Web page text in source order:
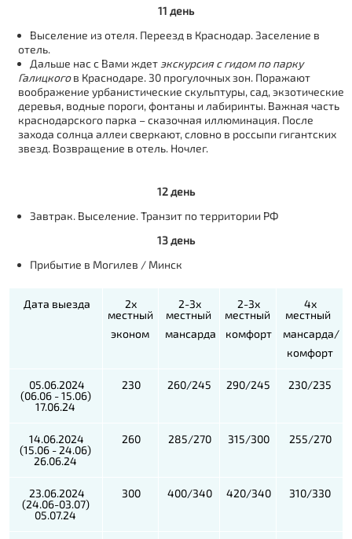
11 день
Выселение из отеля. Переезд в Краснодар. Заселение в
отель.
Дальше нас с Вами ждет экскурсия с гидом по парку
Галицкогов Краснодаре. 30 прогулочных зон. Поражают
воображение урбанистические скульптуры, сад, экзотические
деревья, водные пороги, фонтаны и лабиринты. Важная часть
краснодарского парка – сказочная иллюминация. После
захода солнца аллеи сверкают, словно в россыпи гигантских
звезд. Возвращение в отель. Ночлег.
12 день
Завтрак. Выселение. Транзит по территории РФ
13 день
Прибытие в Могилев / Минск
Дата выезда
2х
местный
эконом
2-3х
местный
мансарда
2-3х
местный
комфорт
4х
местный
мансарда/
комфорт
05.06.2024
(06.06 - 15.06)
17.06.24
230 260/245 290/245 230/235
14.06.2024
(15.06 - 24.06)
26.06.24
260 285/270 315/300 255/270
23.06.2024
(24.06-03.07)
05.07.24
300 400/340 420/340 310/330